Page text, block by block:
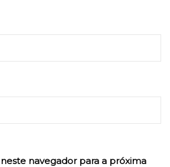
navegador para a próxima